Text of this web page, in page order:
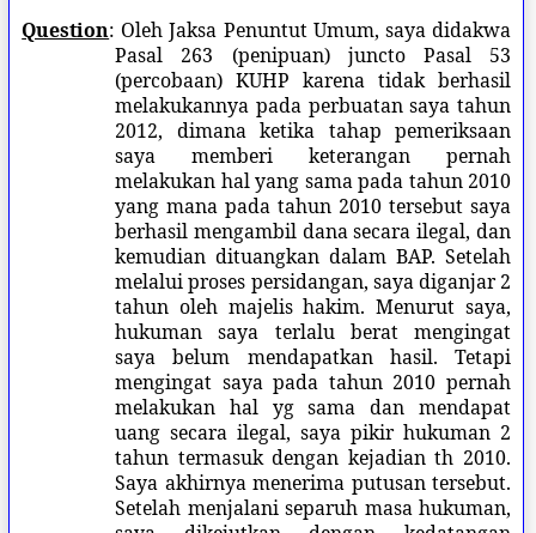
Question: Oleh Jaksa Penuntut Umum, saya didakwa
Pasal 263 (penipuan) juncto Pasal 53
(percobaan) KUHP karena tidak berhasil
melakukannya pada perbuatan saya tahun
2012, dimana ketika tahap pemeriksaan
saya memberi keterangan pernah
melakukan hal yang sama pada tahun 2010
yang mana pada tahun 2010 tersebut saya
berhasil mengambil dana secara ilegal, dan
kemudian dituangkan dalam BAP. Setelah
melalui proses persidangan, saya diganjar 2
tahun oleh majelis hakim. Menurut saya,
hukuman saya terlalu berat mengingat
saya belum mendapatkan hasil. Tetapi
mengingat saya pada tahun 2010 pernah
melakukan hal yg sama dan mendapat
uang secara ilegal, saya pikir hukuman 2
tahun termasuk dengan kejadian th 2010.
Saya akhirnya menerima putusan tersebut.
Setelah menjalani separuh masa hukuman,